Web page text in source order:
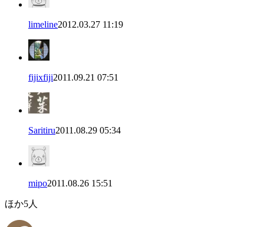
limeline2012.03.27 11:19
fijixfiji2011.09.21 07:51
Saritiru2011.08.29 05:34
mipo2011.08.26 15:51
ほか5人